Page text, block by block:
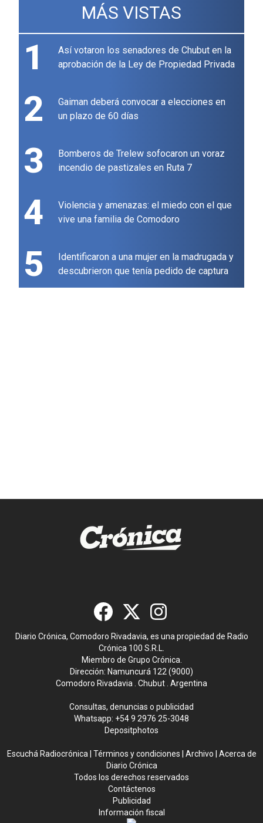
MÁS VISTAS
1
Así votaron los senadores de Chubut en la
aprobación de la Ley de Propiedad Privada
2
Gaiman deberá convocar a elecciones en
un plazo de 60 días
3
Bomberos de Trelew sofocaron un voraz
incendio de pastizales en Ruta 7
4
Violencia y amenazas: el miedo con el que
vive una familia de Comodoro
5
Identificaron a una mujer en la madrugada y
descubrieron que tenía pedido de captura
Diario Crónica, Comodoro Rivadavia, es una propiedad de Radio
Crónica 100 S.R.L.
Miembro de Grupo Crónica.
Dirección: Namuncurá 122 (9000)
Comodoro Rivadavia . Chubut . Argentina
Consultas, denuncias o publicidad
Whatsapp: +54 9 2976 25-3048
Depositphotos
Escuchá Radiocrónica| Términos y condiciones Archivo
Acerca de
Diario Crónica
Todos los derechos reservados
Contáctenos
Publicidad
Información fiscal